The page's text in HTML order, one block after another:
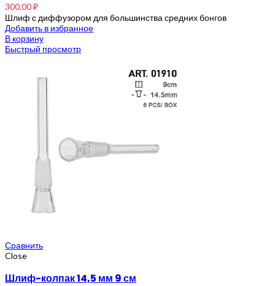
300,00₽
Шлиф с диффузором для большинства средних бонгов
Добавить в избранное
В корзину
Быстрый просмотр
Сравнить
Close
Шлиф-колпак 14,5 мм 9 см